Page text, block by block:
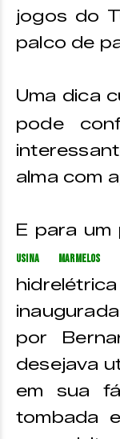
jogos do
palco de
Uma dica
pode
alma com
E para um
Usina Marmelos
por
desejava
em sua
tombada